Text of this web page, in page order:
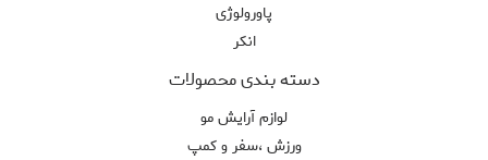
پاورولوژی
انکر
دسته بندی محصولات
لوازم آرایش مو
ورزش ،سفر و کمپ